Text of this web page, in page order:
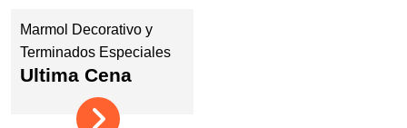
Marmol Decorativo y
Terminados Especiales
Ultima Cena